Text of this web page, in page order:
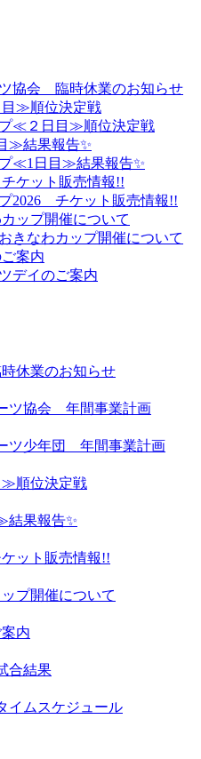
協会 臨時休業のお知らせ
≪２日目≫順位決定戦
≪1日目≫結果報告✨
2026 チケット販売情報!!
きなわカップ開催について
デイのご案内
休業のお知らせ
ツ協会 年間事業計画
ツ少年団 年間事業計画
順位決定戦
果報告✨
ット販売情報!!
プ開催について
内
合結果
イムスケジュール